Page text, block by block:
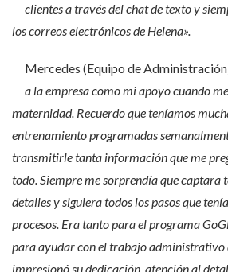
clientes a través del chat de texto y
los correos electrónicos de Helena».
Mercedes (Equipo de
a la empresa como mi apoyo cuando
maternidad. Recuerdo que teníamos
entrenamiento programadas
transmitirle tanta información que me
todo. Siempre me sorprendía que captara
detalles y siguiera todos los pasos que
procesos. Era tanto para el programa
para ayudar con el trabajo administrativo
impresionó su dedicación, atención al